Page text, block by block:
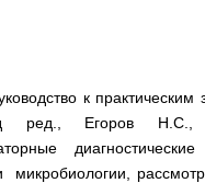
к практическим
ред., Егоров Н.С.,
микробиологии,